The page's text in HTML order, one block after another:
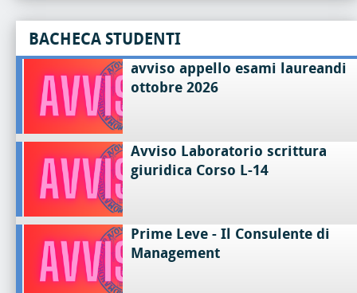
BACHECA STUDENTI
avviso appello esami laureandi
ottobre 2026
Avviso Laboratorio scrittura
giuridica Corso L-14
Prime Leve - Il Consulente di
Management